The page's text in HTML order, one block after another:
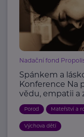
Nadační fond
Spánkem a
Konference Na
vědu, empatii a
Porod Mateřství a
Výchova dětí